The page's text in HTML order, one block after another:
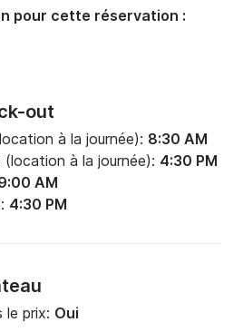
out
à la journée): 8:30 AM
à la journée): 4:30 PM
AM
4:30 PM
le prix: Oui
pour cette réservation :